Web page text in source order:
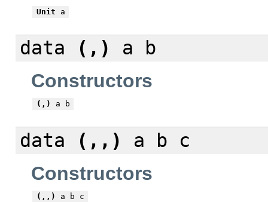
Unit a
data (,)
a b
Constructors
(,) a b
data (,,)
a b c
Constructors
(,,) a b c